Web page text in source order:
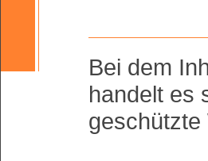
Bei dem
handelt es
geschützte